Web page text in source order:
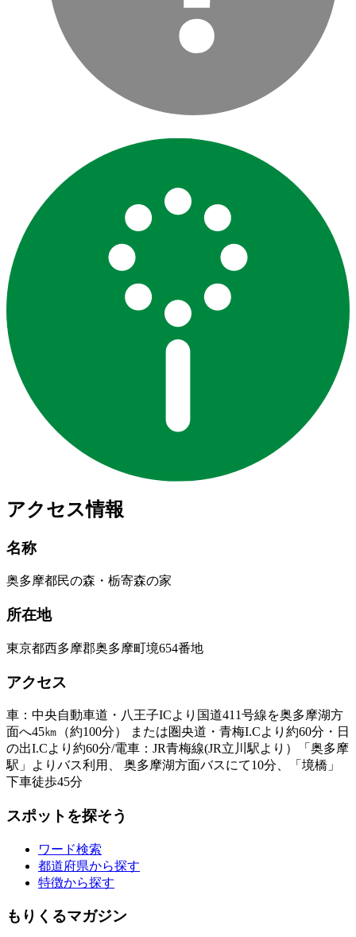
アクセス情報
名称
奥多摩都民の森・栃寄森の家
所在地
東京都西多摩郡奥多摩町境654番地
アクセス
車：中央自動車道・八王子ICより国道411号線を奥多摩湖方
面へ45㎞（約100分） または圏央道・青梅I.Cより約60分・日
の出I.Cより約60分/電車：JR青梅線(JR立川駅より）「奥多摩
駅」よりバス利用、 奥多摩湖方面バスにて10分、「境橋」
下車徒歩45分
スポットを探そう
ワード検索
都道府県から探す
特徴から探す
もりくるマガジン